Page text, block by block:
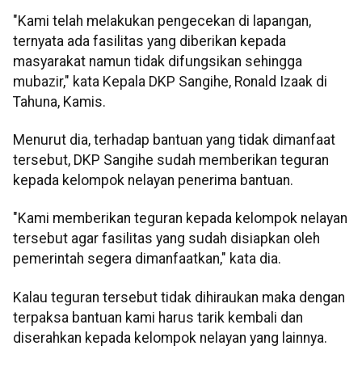
"Kami telah melakukan pengecekan di lapangan,
ternyata ada fasilitas yang diberikan kepada
masyarakat namun tidak difungsikan sehingga
mubazir," kata Kepala DKP Sangihe, Ronald Izaak di
Tahuna, Kamis.
Menurut dia, terhadap bantuan yang tidak dimanfaat
tersebut, DKP Sangihe sudah memberikan teguran
kepada kelompok nelayan penerima bantuan.
"Kami memberikan teguran kepada kelompok nelayan
tersebut agar fasilitas yang sudah disiapkan oleh
pemerintah segera dimanfaatkan," kata dia.
Kalau teguran tersebut tidak dihiraukan maka dengan
terpaksa bantuan kami harus tarik kembali dan
diserahkan kepada kelompok nelayan yang lainnya.